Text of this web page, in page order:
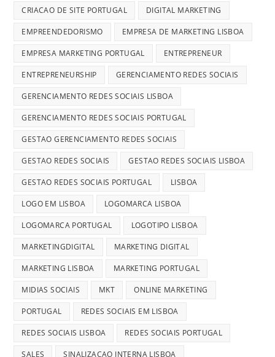
CRIACAO DE SITE PORTUGAL DIGITAL MARKETING
EMPREENDEDORISMO EMPRESA DE MARKETING LISBOA
EMPRESA MARKETING PORTUGAL ENTREPRENEUR
ENTREPRENEURSHIP GERENCIAMENTO REDES SOCIAIS
GERENCIAMENTO REDES SOCIAIS LISBOA
GERENCIAMENTO REDES SOCIAIS PORTUGAL
GESTAO GERENCIAMENTO REDES SOCIAIS
GESTAO REDES SOCIAIS GESTAO REDES SOCIAIS LISBOA
GESTAO REDES SOCIAIS PORTUGAL LISBOA
LOGO EM LISBOA LOGOMARCA LISBOA
LOGOMARCA PORTUGAL LOGOTIPO LISBOA
MARKETINGDIGITAL MARKETING DIGITAL
MARKETING LISBOA MARKETING PORTUGAL
MIDIAS SOCIAIS MKT ONLINE MARKETING
PORTUGAL REDES SOCIAIS EM LISBOA
REDES SOCIAIS LISBOA REDES SOCIAIS PORTUGAL
SALES SINALIZACAO INTERNA LISBOA